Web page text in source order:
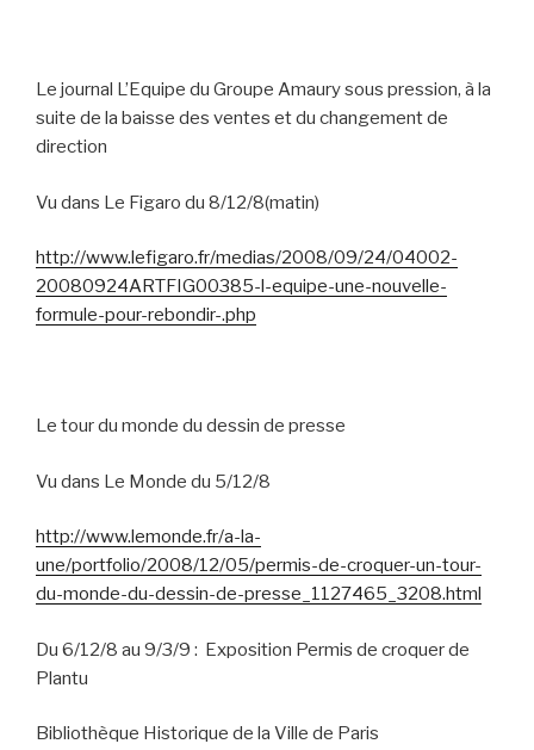
Le journal L’Equipe du Groupe Amaury sous pression, à la
suite de la baisse des ventes et du changement de
direction
Vu dans Le Figaro du 8/12/8(matin)
http://www.lefigaro.fr/medias/2008/09/24/04002-
20080924ARTFIG00385-l-equipe-une-nouvelle-
formule-pour-rebondir-.php
Le tour du monde du dessin de presse
Vu dans Le Monde du 5/12/8
http://www.lemonde.fr/a-la-
une/portfolio/2008/12/05/permis-de-croquer-un-tour-
du-monde-du-dessin-de-presse_1127465_3208.html
Du 6/12/8 au 9/3/9 : Exposition Permis de croquer de
Plantu
Bibliothèque Historique de la Ville de Paris